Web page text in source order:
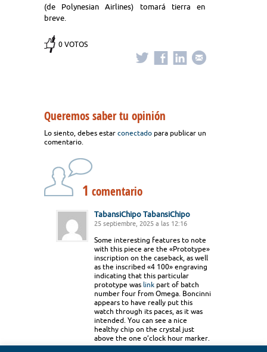
(de Polynesian Airlines) tomará tierra en
breve.
0 VOTOS
Queremos saber tu opinión
Lo siento, debes estar conectado para publicar un
comentario.
1 comentario
TabansiChipo TabansiChipo
25 septiembre, 2025 a las 12:16
Some interesting features to note
with this piece are the «Prototype»
inscription on the caseback, as well
as the inscribed «4 100» engraving
indicating that this particular
prototype was link part of batch
number four from Omega. Boncinni
appears to have really put this
watch through its paces, as it was
intended. You can see a nice
healthy chip on the crystal just
above the one o’clock hour marker.